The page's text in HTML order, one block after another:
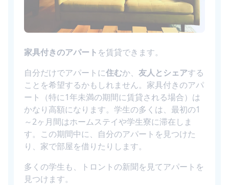
家具付きのアパート を賃貸できます。
自分だけでアパートに住むか、 友人とシェアする
ことを希望するかもしれません。家具付きのアパ
ート（特に1年未満の期間に賃貸される場合）は
かなり高額になります。学生の多くは、最初の1
～2ヶ月間はホームステイや学生寮に滞在しま
す。この期間中に、自分のアパートを見つけた
り、家で部屋を借りたりします。
多くの学生も、トロントの新聞を見てアパートを
見つけます。